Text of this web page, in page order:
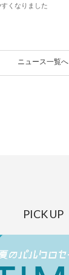
くなりました
ニュース一覧へ
PICK UP